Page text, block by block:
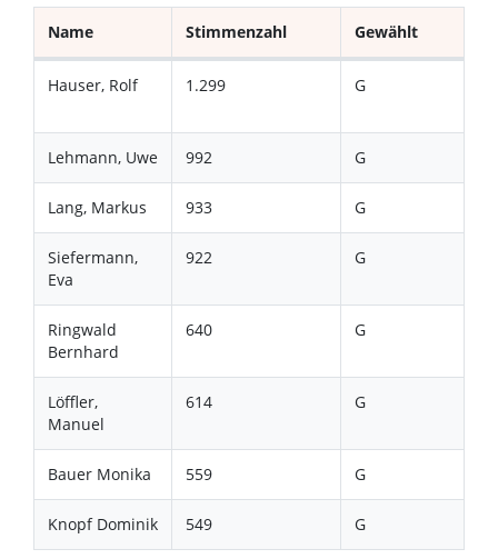
Name Stimmenzahl Gewählt
Hauser, Rolf 1.299 G
Lehmann, Uwe 992 G
Lang, Markus 933 G
Siefermann,
Eva
922 G
Ringwald
Bernhard
640 G
Löffler,
Manuel
614 G
Bauer Monika 559 G
Knopf Dominik 549 G